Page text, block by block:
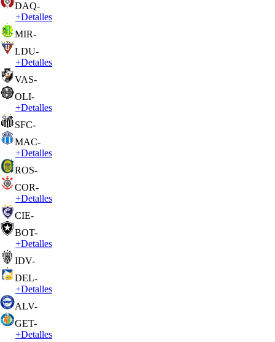
DAQ-
+Detalles
MIR-
LDU-
+Detalles
VAS-
OLI-
+Detalles
SFC-
MAC-
+Detalles
ROS-
COR-
+Detalles
CIE-
BOT-
+Detalles
IDV-
DEL-
+Detalles
ALV-
GET-
+Detalles